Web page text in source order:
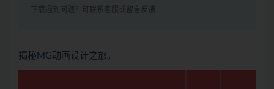
下载遇到问题？可联系客服或留言反馈
揭秘MG动画设计之旅。